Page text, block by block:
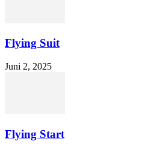
Flying Suit
Juni 2, 2025
Flying Start